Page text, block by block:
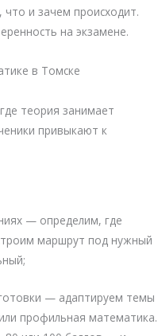
и зачем происходит.
на экзамене.
теория занимает
привыкают к
— определим, где
маршрут под нужный
— адаптируем темы
профильная математика.